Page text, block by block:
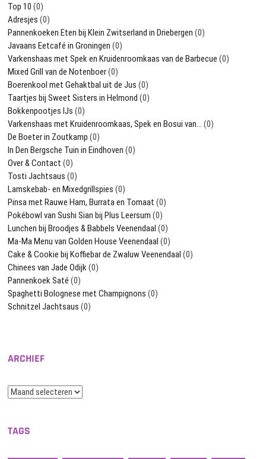
Top 10 (0)
Adresjes (0)
Pannenkoeken Eten bij Klein Zwitserland in Driebergen (0)
Javaans Eetcafé in Groningen (0)
Varkenshaas met Spek en Kruidenroomkaas van de Barbecue (0)
Mixed Grill van de Notenboer(0)
Boerenkool met Gehaktbal uit de Jus (0)
Taartjes bij Sweet Sisters in Helmond (0)
Bokkenpootjes IJs (0)
Varkenshaas met Kruidenroomkaas, Spek en Bosui van… (0)
De Boeter in Zoutkamp (0)
In Den Bergsche Tuin in Eindhoven (0)
Over & Contact (0)
Tosti Jachtsaus (0)
Lamskebab- en Mixedgrillspies (0)
Pinsa met Rauwe Ham, Burrata en Tomaat (0)
Pokébowl van Sushi Sian bij Plus Leersum (0)
Lunchen bij Broodjes & Babbels Veenendaal (0)
Ma-Ma Menu van Golden House Veenendaal (0)
Cake & Cookie bij Koffiebar de Zwaluw Veenendaal (0)
Chinees van Jade Odijk(0)
Pannenkoek Saté (0)
Spaghetti Bolognese met Champignons (0)
Schnitzel Jachtsaus (0)
ARCHIEF
Archief
TAGS